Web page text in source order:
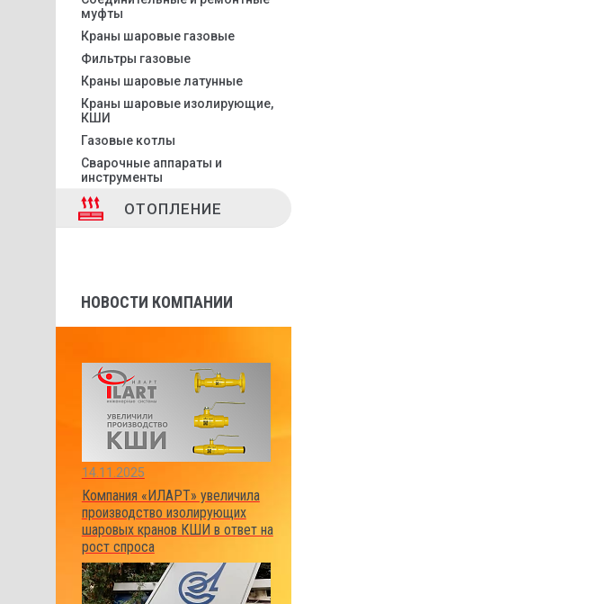
муфты
Краны шаровые газовые
Фильтры газовые
Краны шаровые латунные
Краны шаровые изолирующие,
КШИ
Газовые котлы
Сварочные аппараты и
инструменты
ОТОПЛЕНИЕ
НОВОСТИ КОМПАНИИ
14.11.2025
Компания «ИЛАРТ» увеличила
производство изолирующих
шаровых кранов КШИ в ответ на
рост спроса